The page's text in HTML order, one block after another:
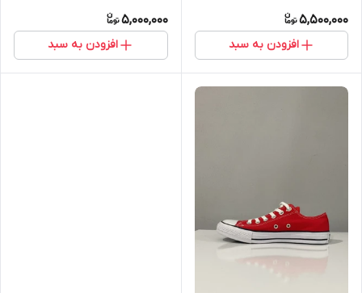
5,500,000
افزودن به سبد
5,000,000
افزودن به سبد